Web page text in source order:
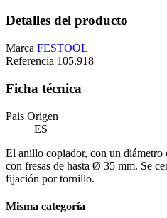
Detalles del producto
Marca FESTOOL
Referencia 105.918
Ficha técnica
Pais Origen
ES
El anillo copiador, con un diámetro
con fresas de hasta Ø 35 mm. Se
fijación por tornillo.
Misma categoría